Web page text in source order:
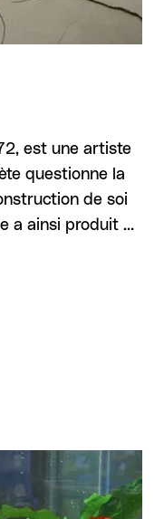
est une artiste
questionne la
de soi
a ainsi produit …